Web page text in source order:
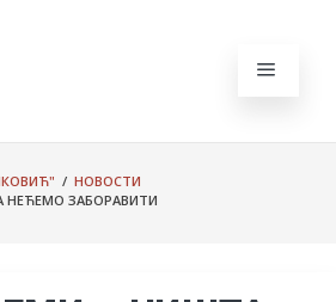
/ НОВОСТИ
ЗАБОРАВИТИ